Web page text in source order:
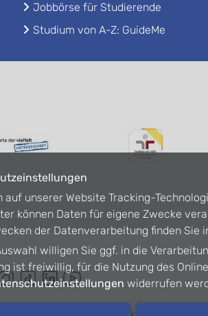
Jobbörse für Studierende
Studium von A-Z: GuideMe
auf unserer Website Tracking-
können Daten für eigene Zwecke
der Datenverarbeitung finden Sie
willigen Sie ggf. in die
ist freiwillig, für die Nutzung des
widerrufen